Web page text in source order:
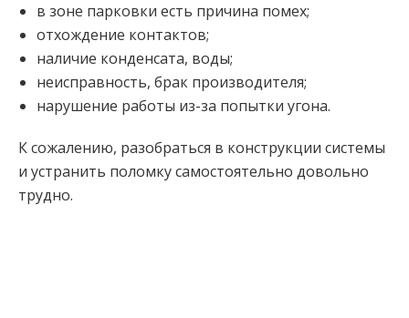
в зоне парковки есть причина помех;
отхождение контактов;
наличие конденсата, воды;
неисправность, брак производителя;
нарушение работы из-за попытки угона.
К сожалению, разобраться в конструкции системы
и устранить поломку самостоятельно довольно
трудно.